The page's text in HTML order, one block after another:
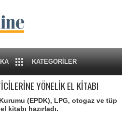
KATEGORİLER
YÖNELİK EL KİTABI
(EPDK), LPG, otogaz ve tüp
kitabı hazırladı.